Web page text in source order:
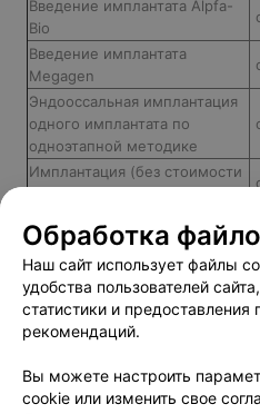
Введение имплантата Alpfa-
Bio
Введение имплантата
Megagen
Эндооссальная имплантация
одного имплантата по
одноэтапной методике
Имплантация (без стоимости
Установка формирователя
десны
Обработка
Наш сайт использует файлы
удобства пользователей
статистики и
рекомендаций.
Вы можете настроить
cookie или изменить свое